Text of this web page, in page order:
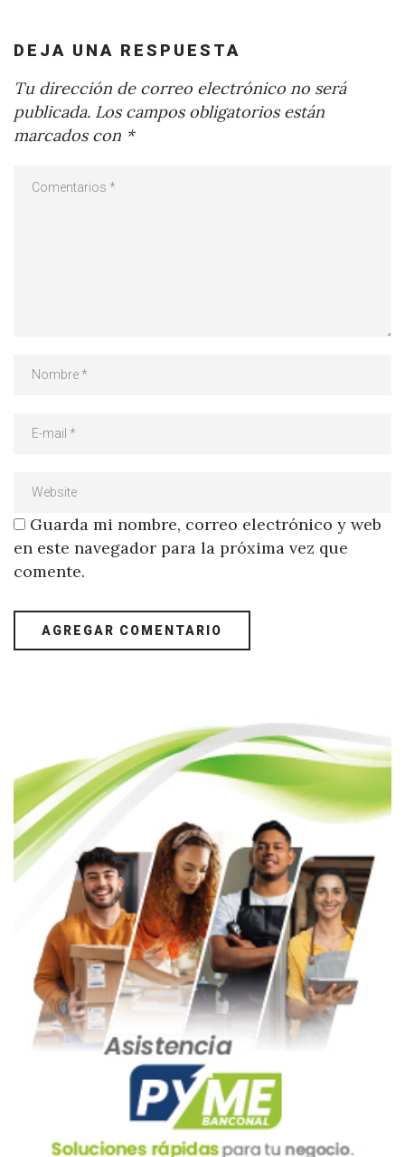
DEJA UNA RESPUESTA
Tu dirección de correo electrónico no será
publicada. Los campos obligatorios están
marcados con *
Guarda mi nombre, correo electrónico y web
en este navegador para la próxima vez que
comente.